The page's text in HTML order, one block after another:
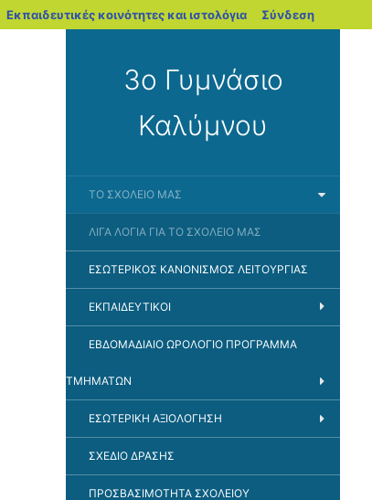
Εκπαιδευτικές κοινότητες και ιστολόγια blogs.sch.gr
Σύνδεση
3ο Γυμνάσιο
Καλύμνου
ΤΟ ΣΧΟΛΕΊΟ ΜΑΣ
ΛΊΓΑ ΛΌΓΙΑ ΓΙΑ ΤΟ ΣΧΟΛΕΊΟ ΜΑΣ
ΕΣΩΤΕΡΙΚΌΣ ΚΑΝΟΝΙΣΜΌΣ ΛΕΙΤΟΥΡΓΊΑΣ
ΕΚΠΑΙΔΕΥΤΙΚΟΊ
ΕΒΔΟΜΑΔΙΑΊΟ ΩΡΟΛΌΓΙΟ ΠΡΌΓΡΑΜΜΑ
ΤΜΗΜΆΤΩΝ
ΕΣΩΤΕΡΙΚΉ ΑΞΙΟΛΌΓΗΣΗ
ΣΧΈΔΙΟ ΔΡΆΣΗΣ
ΠΡΟΣΒΑΣΙΜΌΤΗΤΑ ΣΧΟΛΕΊΟΥ